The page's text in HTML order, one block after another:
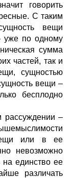
говорить
С таким
вещи
уже по одному
сумма
частей, так и
сущностью
вещи –
бесплодно
рассуждении –
или в ее
невозможно
на единство ее
различать